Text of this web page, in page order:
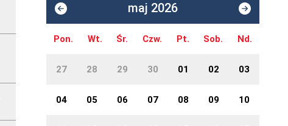
maj 2026
Pon. Wt. Śr. Czw. Pt. Sob. Nd.
27 28 29 30 01 02 03
04 05 06 07 08 09 10